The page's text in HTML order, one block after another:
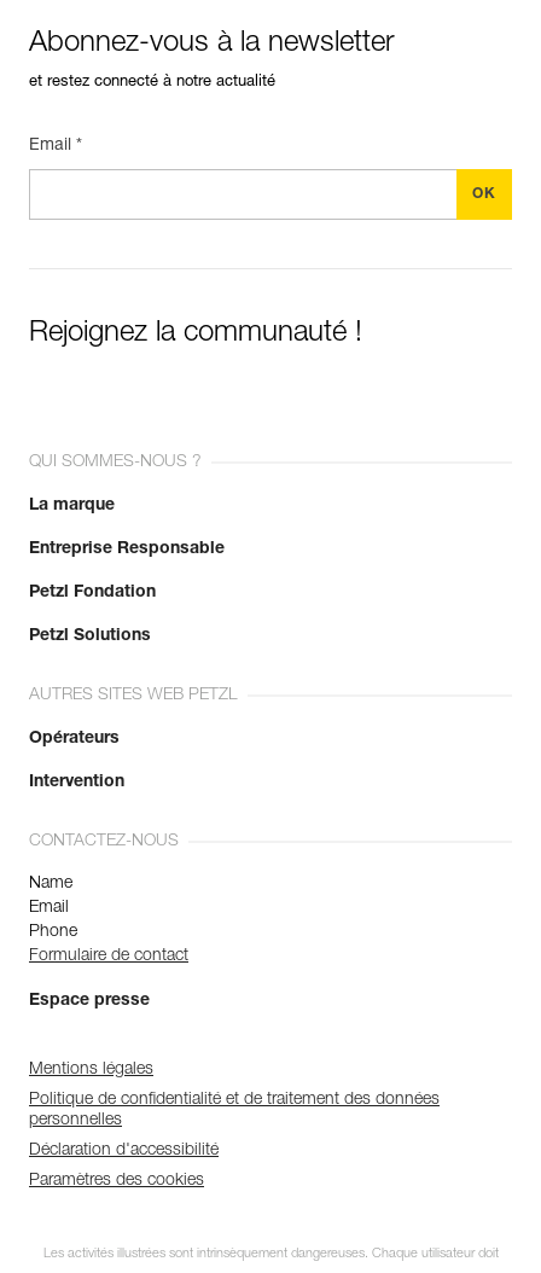
Abonnez-vous à la newsletter
et restez connecté à notre actualité
Email *
Rejoignez la communauté !
QUI SOMMES-NOUS ?
La marque
Entreprise Responsable
Petzl Fondation
Petzl Solutions
AUTRES SITES WEB PETZL
Opérateurs
Intervention
CONTACTEZ-NOUS
Name
Email
Phone
Formulaire de contact
Espace presse
Mentions légales
Politique de confidentialité et de traitement des données
personnelles
Déclaration d'accessibilité
Paramètres des cookies
Les activités illustrées sont intrinsèquement dangereuses. Chaque utilisateur doit